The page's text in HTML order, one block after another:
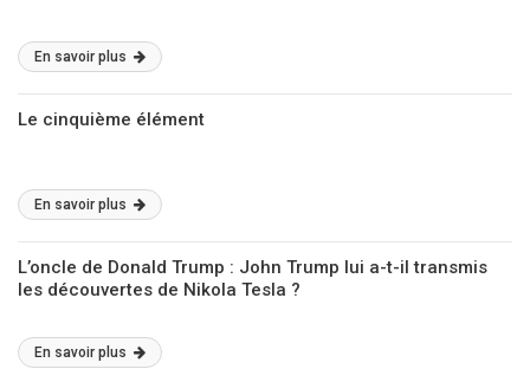
En savoir plus
Le cinquième élément
En savoir plus
L’oncle de Donald Trump : John Trump lui a-t-il transmis
les découvertes de Nikola Tesla ?
En savoir plus